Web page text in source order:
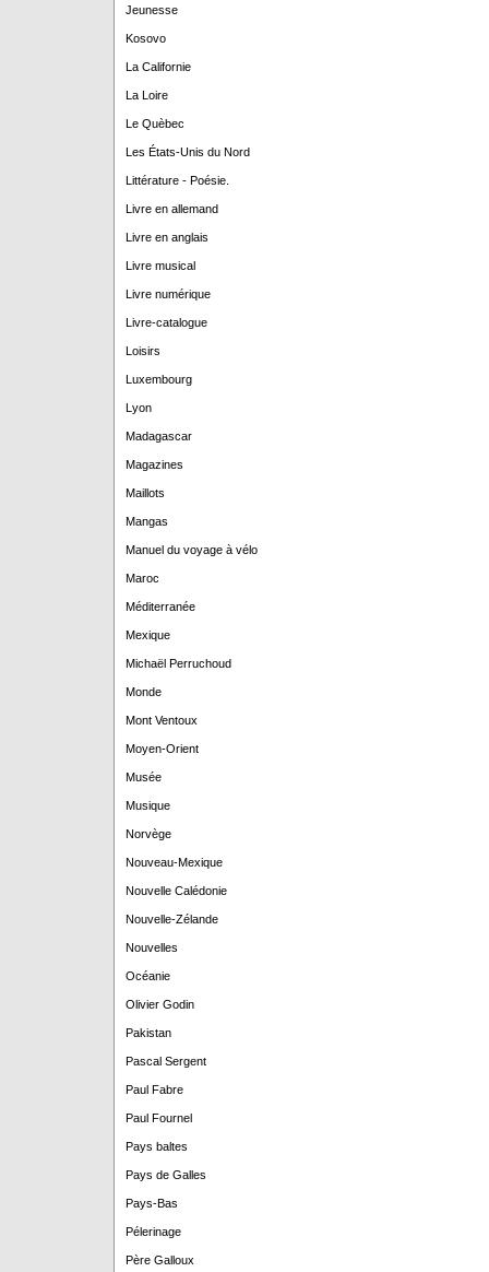
Jeunesse
Kosovo
La Californie
La Loire
Le Quèbec
Les États-Unis du Nord
Littérature - Poésie.
Livre en allemand
Livre en anglais
Livre musical
Livre numérique
Livre-catalogue
Loisirs
Luxembourg
Lyon
Madagascar
Magazines
Maillots
Mangas
Manuel du voyage à vélo
Maroc
Méditerranée
Mexique
Michaël Perruchoud
Monde
Mont Ventoux
Moyen-Orient
Musée
Musique
Norvège
Nouveau-Mexique
Nouvelle Calédonie
Nouvelle-Zélande
Nouvelles
Océanie
Olivier Godin
Pakistan
Pascal Sergent
Paul Fabre
Paul Fournel
Pays baltes
Pays de Galles
Pays-Bas
Pélerinage
Père Galloux